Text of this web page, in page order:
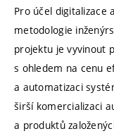
Pro účel digitalizace
metodologie
projektu je vyvinout
s ohledem na cenu
a automatizaci
širší komercializaci
a produktů